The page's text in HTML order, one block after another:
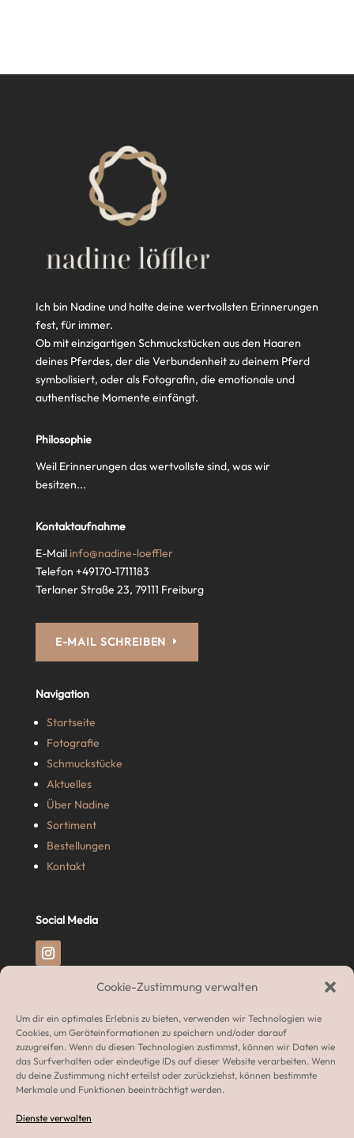
Cookie-Zustimmung verwalten
Um dir ein optimales Erlebnis zu bieten, verwenden wir Technologien wie
Cookies, um Geräteinformationen zu speichern und/oder darauf
zuzugreifen. Wenn du diesen Technologien zustimmst, können wir Daten wie
das Surfverhalten oder eindeutige IDs auf dieser Website verarbeiten. Wenn
du deine Zustimmung nicht erteilst oder zurückziehst, können bestimmte
Merkmale und Funktionen beeinträchtigt werden.
Dienste verwalten
Ich bin Nadine und halte deine wertvollsten Erinnerungen
fest, für immer.
Ob mit einzigartigen Schmuckstücken aus den Haaren
deines Pferdes, der die Verbundenheit zu deinem Pferd
symbolisiert, oder als Fotografin, die emotionale und
authentische Momente einfängt.
Philosophie
Weil Erinnerungen das wertvollste sind, was wir
besitzen...
Kontaktaufnahme
E-Mail info@nadine-loeffler
Telefon +49170-1711183
Terlaner Straße 23, 79111 Freiburg
E-MAIL SCHREIBEN
Navigation
Startseite
Fotografie
Schmuckstücke
Aktuelles
Über Nadine
Sortiment
Bestellungen
Kontakt
Social Media
Impressum
Datenschutzerklärung
Widerrufsrecht
AGB
Cookie Richtlinien (EU)